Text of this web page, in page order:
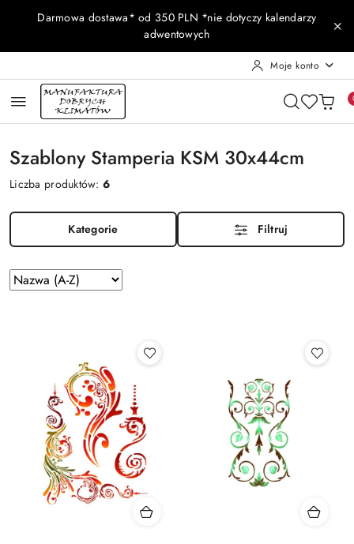
Przejdź do treści głównej
Przejdź do wyszukiwarki
Przejdź do moje konto
Przejdź do menu głównego
Przejdź do stopki
Darmowa dostawa* od 350 PLN *nie dotyczy kalendarzy
adwentowych
Moje konto
Szablony Stamperia KSM 30x44cm
Liczba produktów:6
Kategorie Filtruj
Zastosowano
sortowanie:
Sortuj
według